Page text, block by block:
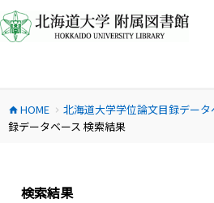
ン
テ
ス
キ
home HOME chevron_right 北海道大学学位論文目録データ
録データベース 検索結果
検索結果